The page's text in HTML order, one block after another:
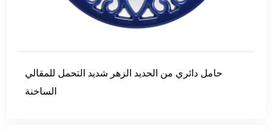
حامل دائري من الحديد الزهر شديد التحمل للمقالي
الساخنة